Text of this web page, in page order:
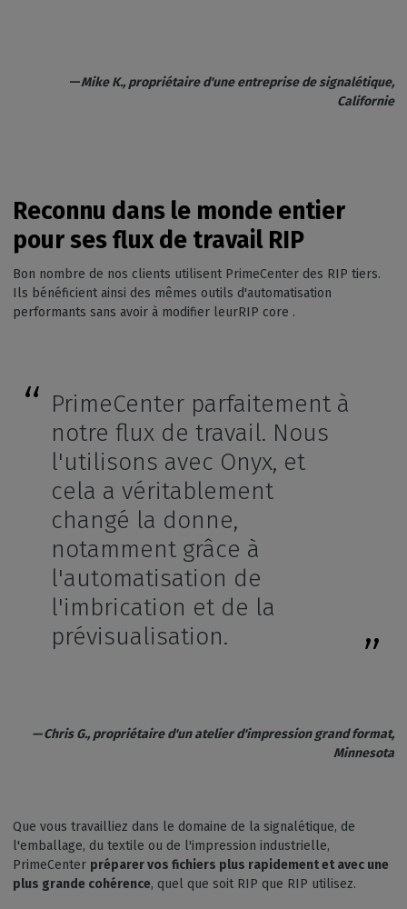
—Mike K., propriétaire d'une entreprise de signalétique,
Californie
Reconnu dans le monde entier
pour ses flux de travail RIP
Bon nombre de nos clients utilisent PrimeCenter des RIP tiers.
Ils bénéficient ainsi des mêmes outils d'automatisation
performants sans avoir à modifier leurRIP core .
PrimeCenter parfaitement à
notre flux de travail. Nous
l'utilisons avec Onyx, et
cela a véritablement
changé la donne,
notamment grâce à
l'automatisation de
l'imbrication et de la
prévisualisation.
— Chris G., propriétaire d'un atelier d'impression grand format,
Minnesota
Que vous travailliez dans le domaine de la signalétique, de
l'emballage, du textile ou de l'impression industrielle,
PrimeCenter préparer vos fichiers plus rapidement et avec une
plus grande cohérence, quel que soit RIP que RIP utilisez.